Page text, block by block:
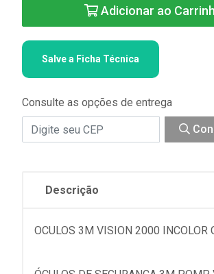
Adicionar ao
Salve a Ficha Técnica
Consulte as opções de entrega
Descrição
OCULOS 3M VISION 2000 INCOLOR